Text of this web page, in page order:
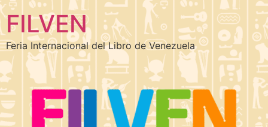
FILVEN
Feria Internacional del Libro de Venezuela